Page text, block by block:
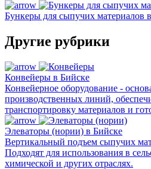
Бункеры для сыпучих материалов
Другие рубрики
Конвейеры в Бийске
Конвейерное оборудование -
производственных линий,
транспортировку материалов и
Элеваторы (нории) в Бийске
Вертикальный подъем сыпучих
Подходят для использования в
химической и других отраслях.